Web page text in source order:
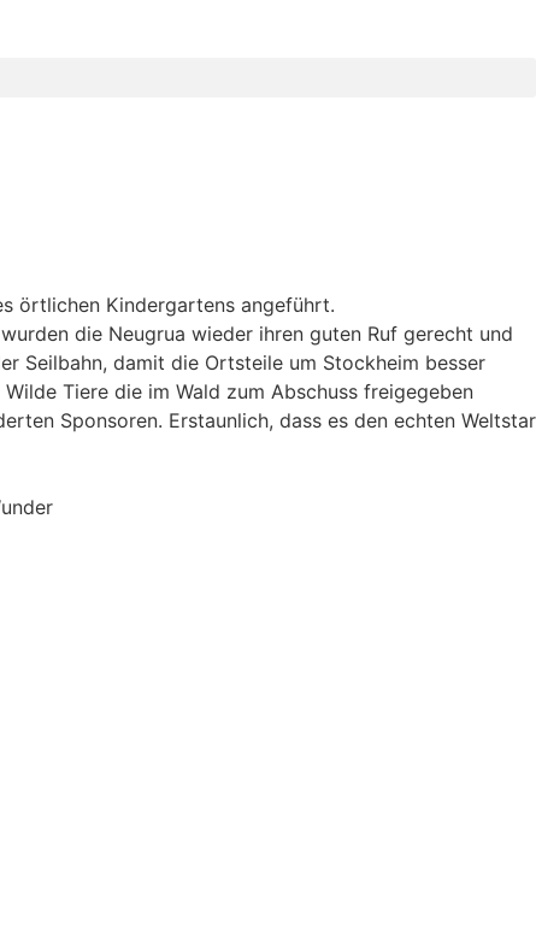
örtlichen Kindergartens angeführt.
die Neugrua wieder ihren guten Ruf gerecht und
Seilbahn, damit die Ortsteile um Stockheim besser
Tiere die im Wald zum Abschuss freigegeben
Sponsoren. Erstaunlich, dass es den echten Weltstar